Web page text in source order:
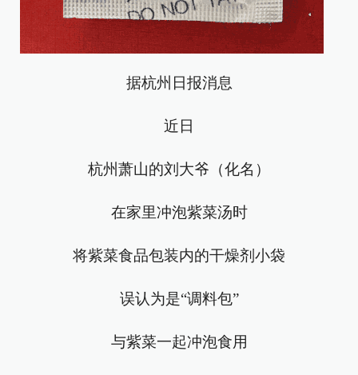
据杭州日报消息
近日
杭州萧山的刘大爷（化名）
在家里冲泡紫菜汤时
将紫菜食品包装内的干燥剂小袋
误认为是“调料包”
与紫菜一起冲泡食用